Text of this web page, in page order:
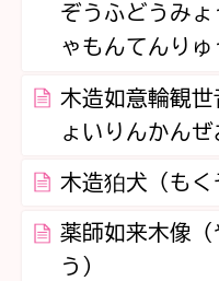
ぞうふどうみ
ゃもんてんりゅ
木造如意輪観
ょいりんかんぜ
木造狛犬（もく
薬師如来木像
う）